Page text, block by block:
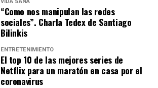
“Como nos manipulan las redes
sociales”. Charla Tedex de Santiago
Bilinkis
ENTRETENIMIENTO
El top 10 de las mejores series de
Netflix para un maratón en casa por el
coronavirus